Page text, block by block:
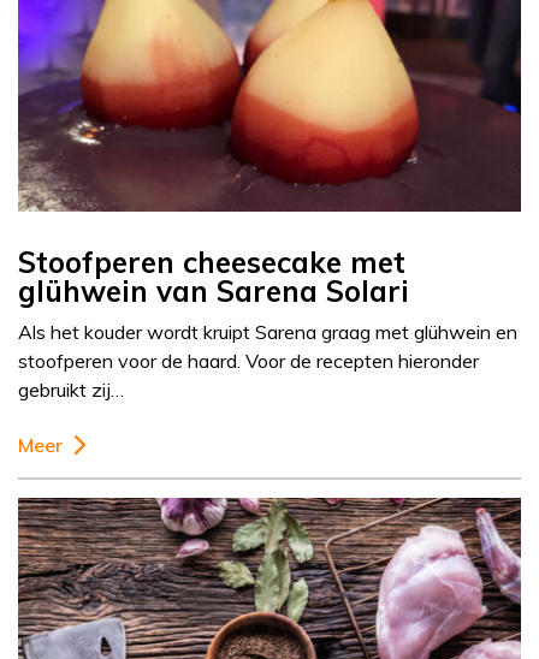
Stoofperen cheesecake met
glühwein van Sarena Solari
Als het kouder wordt kruipt Sarena graag met glühwein en
stoofperen voor de haard. Voor de recepten hieronder
gebruikt zij…
Meer